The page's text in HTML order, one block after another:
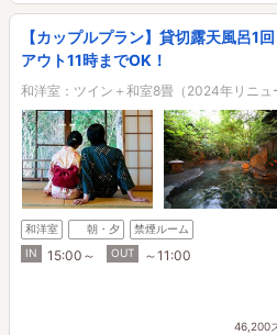
【カップルプラン】貸切露天風呂1
アウト11時までOK！
和洋室：ツイン＋和室8畳（2024年リニュ
和洋室 朝・夕
禁煙ルーム
IN
15:00～ OUT ～11:00
46,200